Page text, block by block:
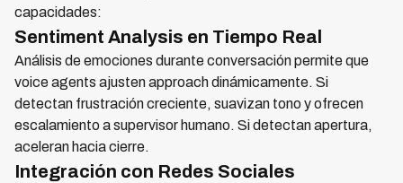
capacidades:
Sentiment Analysis en Tiempo Real
Análisis de emociones durante conversación permite que
voice agents ajusten approach dinámicamente. Si
detectan frustración creciente, suavizan tono y ofrecen
escalamiento a supervisor humano. Si detectan apertura,
aceleran hacia cierre.
Integración con Redes Sociales